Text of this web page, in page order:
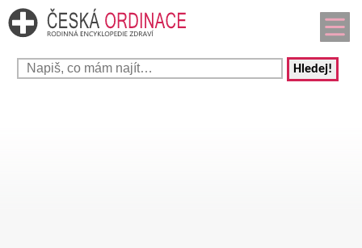
Hledej!